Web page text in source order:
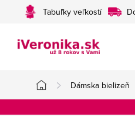
Tabuľky veľkostí
Domov
Dámska bielizeň